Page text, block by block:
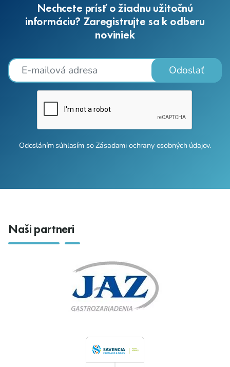
Nechcete prísť o žiadnu užitočnú
informáciu? Zaregistrujte sa k odberu
noviniek
Odoslať
Odosláním súhlasím soZásadami ochrany osobných údajov.
Naši partneri